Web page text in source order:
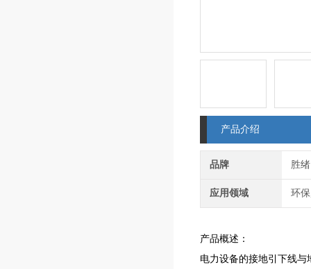
产品介绍
品牌 胜
应用领域 环
产品概述：
电力设备的接地引下线